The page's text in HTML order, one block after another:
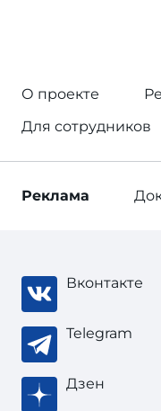
О проекте
Для сотрудников
Реклама
Вконтакте
Telegram
Дзен